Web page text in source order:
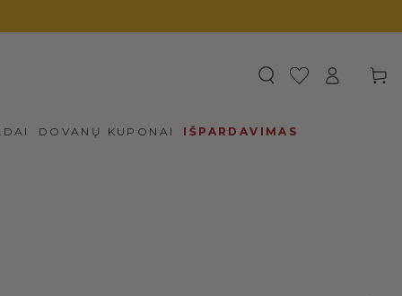
DOVANŲ KUPONAI IŠPARDAVIMAS
Prisijungti